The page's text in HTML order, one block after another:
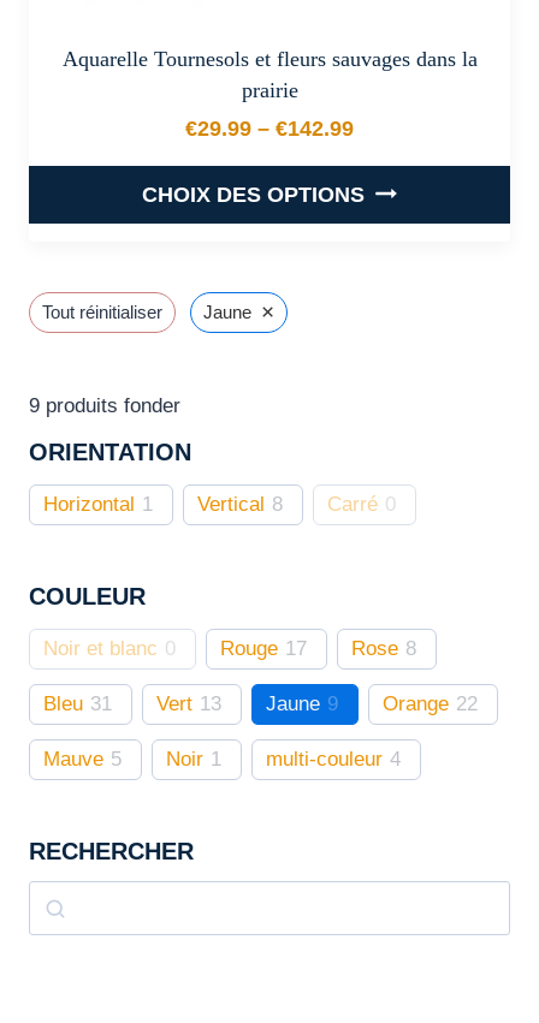
Aquarelle Tournesols et fleurs sauvages dans la
prairie
€29.99 – €142.99
Plage de prix : €29.99 à
CHOIX DES OPTIONS
a
plusieurs
être
choisies
page
du
produit
Tout réinitialiser Jaune ×
9 produits fonder
ORIENTATION
Horizontal 1 Vertical 8 Carré 0
COULEUR
Noir et blanc 0 Rouge 17 Rose 8
Bleu 31 Vert 13 Jaune 9 Orange 22
Mauve 5 Noir 1 multi-couleur 4
RECHERCHER
Rechercher